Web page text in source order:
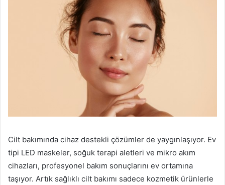
Cilt bakımında cihaz destekli çözümler de yaygınlaşıyor. Ev
tipi LED maskeler, soğuk terapi aletleri ve mikro akım
cihazları, profesyonel bakım sonuçlarını ev ortamına
taşıyor. Artık sağlıklı cilt bakımı sadece kozmetik ürünlerle